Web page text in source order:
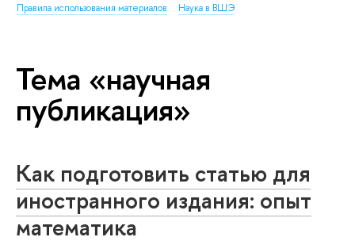
Правила использования материалов
Наука в ВШЭ
Тема «научная
публикация»
Как подготовить статью для
иностранного издания: опыт
математика